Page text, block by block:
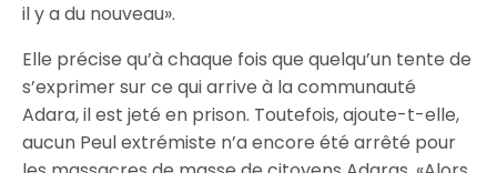
il y a du nouveau».
Elle précise qu’à chaque fois que quelqu’un tente de
s’exprimer sur ce qui arrive à la communauté
Adara, il est jeté en prison. Toutefois, ajoute-t-elle,
aucun Peul extrémiste n’a encore été arrêté pour